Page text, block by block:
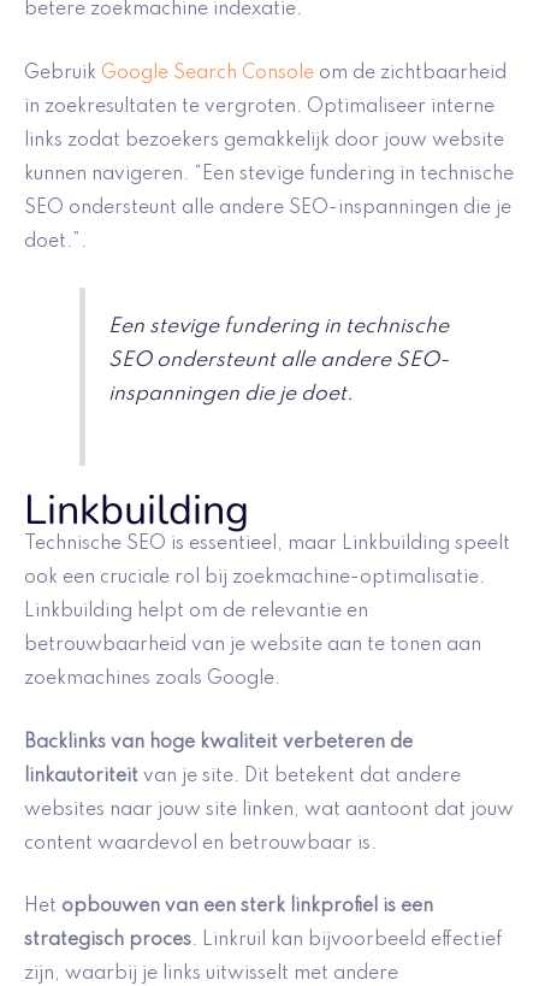
betere zoekmachine indexatie.
Gebruik Google Search Console om de zichtbaarheid
in zoekresultaten te vergroten. Optimaliseer interne
links zodat bezoekers gemakkelijk door jouw website
kunnen navigeren. “Een stevige fundering in technische
SEO ondersteunt alle andere SEO-inspanningen die je
doet.”.
Een stevige fundering in technische
SEO ondersteunt alle andere SEO-
inspanningen die je doet.
Linkbuilding
Technische SEO is essentieel, maar Linkbuilding speelt
ook een cruciale rol bij zoekmachine-optimalisatie.
Linkbuilding helpt om de relevantie en
betrouwbaarheid van je website aan te tonen aan
zoekmachines zoals Google.
Backlinks van hoge kwaliteit verbeteren de
linkautoriteit van je site. Dit betekent dat andere
websites naar jouw site linken, wat aantoont dat jouw
content waardevol en betrouwbaar is.
Het opbouwen van een sterk linkprofiel is een
strategisch proces. Linkruil kan bijvoorbeeld effectief
zijn, waarbij je links uitwisselt met andere